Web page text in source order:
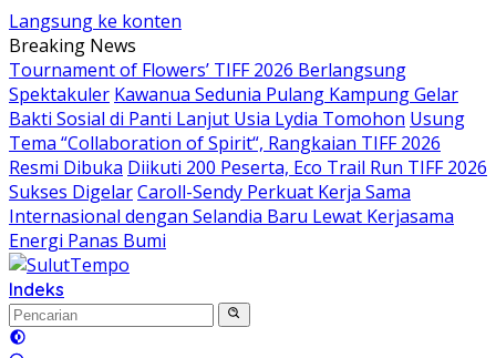
Langsung ke konten
Breaking News
Tournament of Flowers’ TIFF 2026 Berlangsung
Spektakuler Kawanua Sedunia Pulang Kampung Gelar
Bakti Sosial di Panti Lanjut Usia Lydia Tomohon Usung
Tema “Collaboration of Spirit“, Rangkaian TIFF 2026
Resmi Dibuka Diikuti 200 Peserta, Eco Trail Run TIFF 2026
Sukses DigelarCaroll-Sendy Perkuat Kerja Sama
Internasional dengan Selandia Baru Lewat Kerjasama
Energi Panas Bumi
Indeks